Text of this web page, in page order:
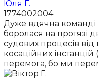
Юля Г.
1774002004
Дуже вдячна команді
боролася на протязі
судових процесів
косаційних інстанцій
перемога, бо ми